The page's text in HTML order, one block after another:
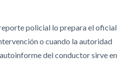
policial lo prepara el oficial
o cuando la autoridad
del conductor sirve en